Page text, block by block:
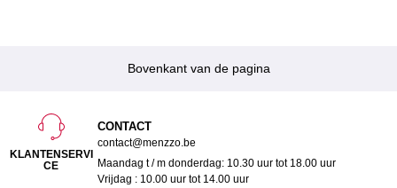
Bovenkant van de pagina
KLANTENSERVI
CE
CONTACT
contact@menzzo.be
Maandag t / m donderdag: 10.30 uur tot 18.00 uur
Vrijdag : 10.00 uur tot 14.00 uur